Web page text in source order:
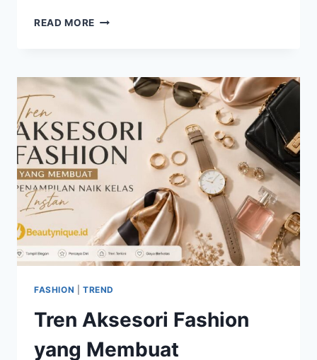
READ MORE WIDE
VIRAL,
CARA
MEMADUKANNYA
AGAR
TETAP
STYLISH
FASHION TREND
Tren Aksesori Fashion
yang Membuat